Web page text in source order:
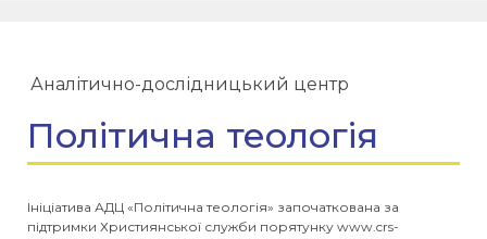
Аналітично-дослідницький центр
Політична теологія
Ініціатива АДЦ «Політична теологія» започаткована за
підтримки Християнської служби порятунку www.crs-